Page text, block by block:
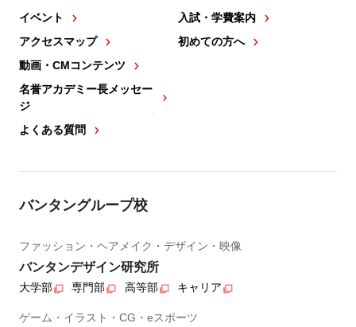
イベント
アクセスマップ
動画・CMコンテンツ
名誉アカデミー長メッセー
ジ
よくある質問
入試・学費案内
初めての方へ
バンタングループ校
ファッション・ヘアメイク・デザイン・映像
バンタンデザイン研究所
大学部 専門部 高等部 キャリア
ゲーム・イラスト・CG・eスポーツ